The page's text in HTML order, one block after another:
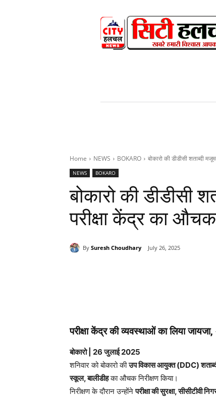
Home NEWS BOKARO बोकारो की डीडीसी शताब्दी
NEWS BOKARO
बोकारो की डीडीसी
परीक्षा केंद्र का औचक
By Suresh Choudhary July 26, 2025
परीक्षा केंद्र की व्यवस्थाओं का लिया
बोकारो | 26 जुलाई 2025
शनिवार को बोकारो कीउप विकास आयुक्त (DDC)
स्कूल, बालीडीहका औचक निरीक्षण किया।
निरीक्षण के दौरान उन्होंनेपरीक्षा की सुरक्षा, सीसीटीवी